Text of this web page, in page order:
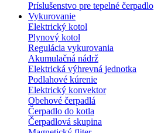
Príslušenstvo pre tepelné čerpadlo
Vykurovanie
Elektrický kotol
Plynový kotol
Regulácia vykurovania
Akumulačná nádrž
Elektrická výhrevná jednotka
Podlahové kúrenie
Elektrický konvektor
Obehové čerpadlá
Čerpadlo do kotla
Čerpadlová skupina